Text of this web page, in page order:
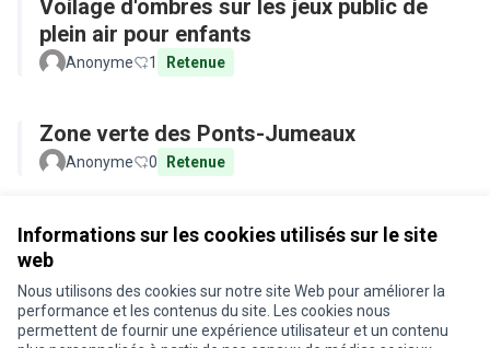
Informations sur les cookies utilisés sur le site
web
Nous utilisons des cookies sur notre site Web pour améliorer la
performance et les contenus du site. Les cookies nous
permettent de fournir une expérience utilisateur et un contenu
Voilage d'ombres sur les jeux public de
plein air pour enfants
Anonyme 1 Retenue
Zone verte des Ponts-Jumeaux
Anonyme 0 Retenue
Conditions d'utilisation
Paramètres des cookies
Je participe ! sur X
Je participe ! sur Facebook
Je participe ! sur Instagram